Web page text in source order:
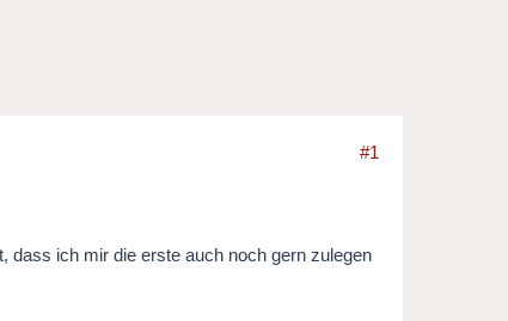
#1
dass ich mir die erste auch noch gern zulegen